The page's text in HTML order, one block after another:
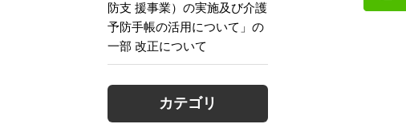
防支 援事業）の実施及び介護
予防手帳の活用について」の
一部 改正について
カテゴリ